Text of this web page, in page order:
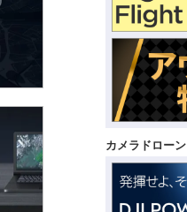
カメラドローン